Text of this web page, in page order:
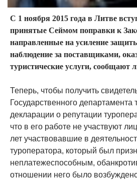
С 1 ноября 2015 года в Литве
принятые Сеймом поправки к
направленные на усиление
наблюдение за поставщиками,
туристические услуги,
Теперь, чтобы получить
Государственного департамента
декларации о репутации
что в его работе не участвуют
лет участвовавшие в
туроператора, который был
неплатежеспособным,
отношении него было